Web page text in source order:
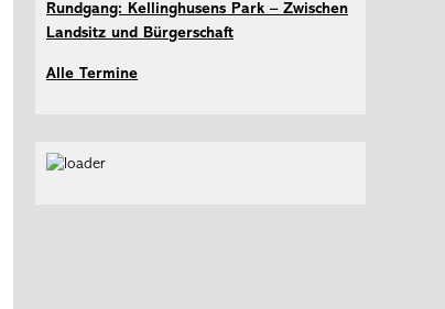
Rundgang: Kellinghusens Park – Zwischen
Landsitz und Bürgerschaft
Alle Termine